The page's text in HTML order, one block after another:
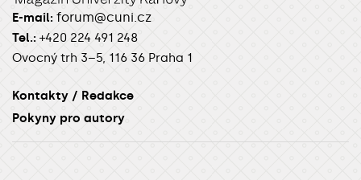
E-mail: forum@cuni.cz
Tel.: +420 224 491 248
Ovocný trh 3–5, 116 36 Praha 1
Kontakty / Redakce
Pokyny pro autory